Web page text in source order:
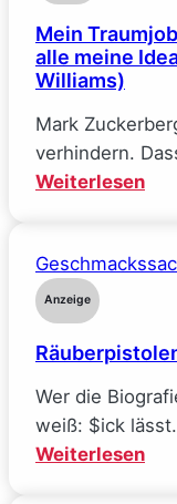
Mein
alle meine
Williams)
Mark
verhindern.
Weiterlesen:
bei
wie
alle
Anzeige
Wer die
weiß: $ick
Weiterlesen: